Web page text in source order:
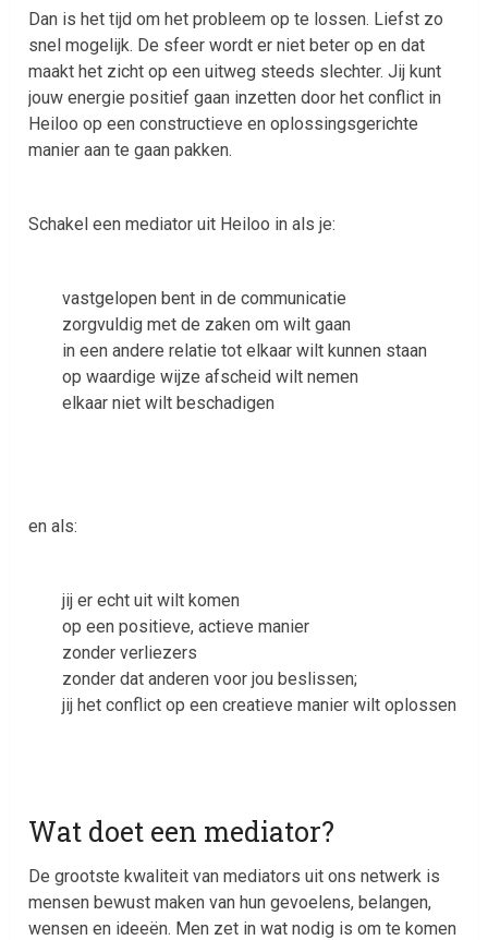
Dan is het tijd om het probleem op te lossen. Liefst zo
snel mogelijk. De sfeer wordt er niet beter op en dat
maakt het zicht op een uitweg steeds slechter. Jij kunt
jouw energie positief gaan inzetten door het conflict in
Heiloo op een constructieve en oplossingsgerichte
manier aan te gaan pakken.
Schakel een mediator uit Heiloo in als je:
vastgelopen bent in de communicatie
zorgvuldig met de zaken om wilt gaan
in een andere relatie tot elkaar wilt kunnen staan
op waardige wijze afscheid wilt nemen
elkaar niet wilt beschadigen
en als:
jij er echt uit wilt komen
op een positieve, actieve manier
zonder verliezers
zonder dat anderen voor jou beslissen;
jij het conflict op een creatieve manier wilt oplossen
Wat doet een mediator?
De grootste kwaliteit van mediators uit ons netwerk is
mensen bewust maken van hun gevoelens, belangen,
wensen en ideeën. Men zet in wat nodig is om te komen